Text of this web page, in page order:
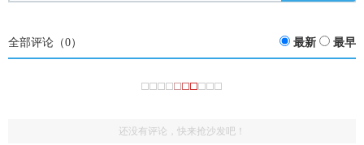
全部评论（0） 最新 最早
还没有评论，快来抢沙发吧！